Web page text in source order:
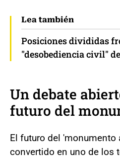
Lea también
Posiciones divididas
"desobediencia civil"
Un debate
futuro del
El futuro del 'monumento
convertido en uno de los